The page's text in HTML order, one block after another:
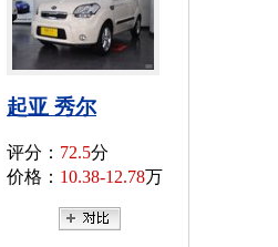
起亚 秀尔
评分： 72.5分
价格： 10.38-12.78万